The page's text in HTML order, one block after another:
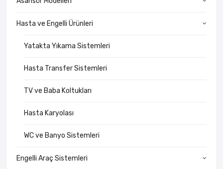
Hasta ve Engelli Ürünleri
Yatakta Yıkama Sistemleri
Hasta Transfer Sistemleri
TV ve Baba Koltukları
Hasta Karyolası
WC ve Banyo Sistemleri
Engelli Araç Sistemleri